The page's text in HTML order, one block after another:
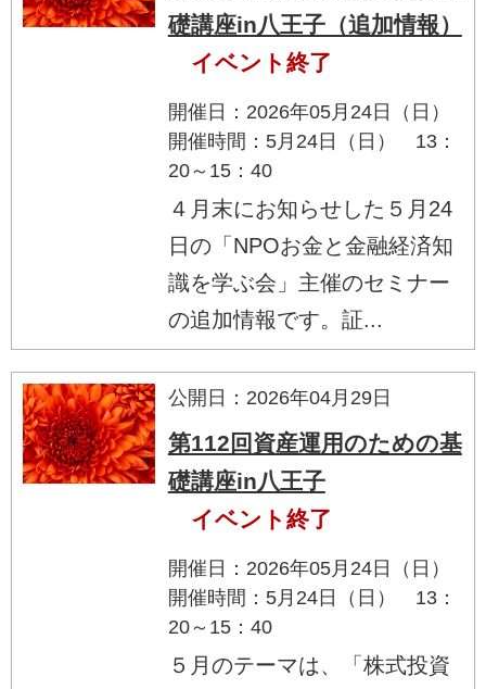
礎講座in八王子（追加情報）
イベント終了
開催日：2026年05月24日（日）
開催時間：5月24日（日） 13：
20～15：40
４月末にお知らせした５月24
日の「NPOお金と金融経済知
識を学ぶ会」主催のセミナー
の追加情報です。証...
公開日：2026年04月29日
第112回資産運用のための基
礎講座in八王子
イベント終了
開催日：2026年05月24日（日）
開催時間：5月24日（日） 13：
20～15：40
５月のテーマは、「株式投資